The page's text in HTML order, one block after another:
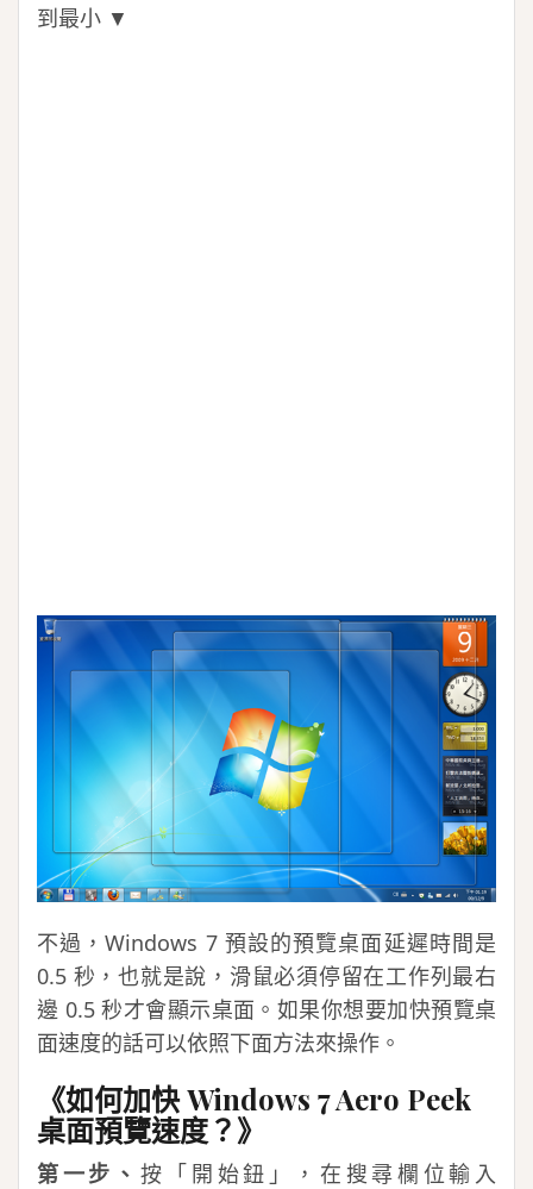
到最小 ▼
不過，Windows 7 預設的預覽桌面延遲時間是
0.5 秒，也就是說，滑鼠必須停留在工作列最右
邊 0.5 秒才會顯示桌面。如果你想要加快預覽桌
面速度的話可以依照下面方法來操作。
《如何加快 Windows 7 Aero Peek
桌面預覽速度？》
第一步、 按「開始鈕」，在搜尋欄位輸入